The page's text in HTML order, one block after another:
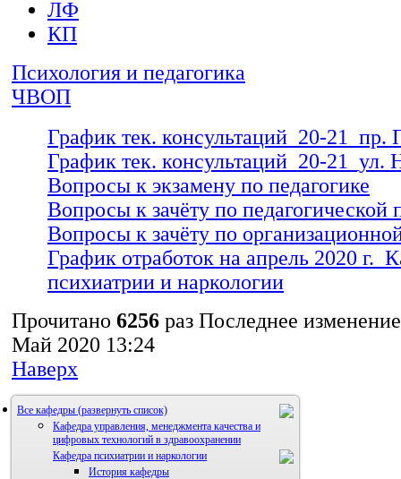
ЛФ
КП
Психология и педагогика
ЧВОП
КП_4_Патопсихология телесности и
расстройств_Вопросы к зачету
адаптации_Вопросы к зачету
График тек. консультаций_20-21_пр.
График тек. консультаций_20-21_ул.
Вопросы к экзамену по педагогике
Вопросы к зачёту по педагогической
Вопросы к зачёту по
График отработок на апрель 2020
психиатрии и наркологии
Прочитано 6256 раз Последнее
Май 2020 13:24
Наверх
Все кафедры
Кафедра управления, менеджмента качества и
цифровых технологий в здравоохранении
Кафедра психиатрии и наркологии
История кафедры